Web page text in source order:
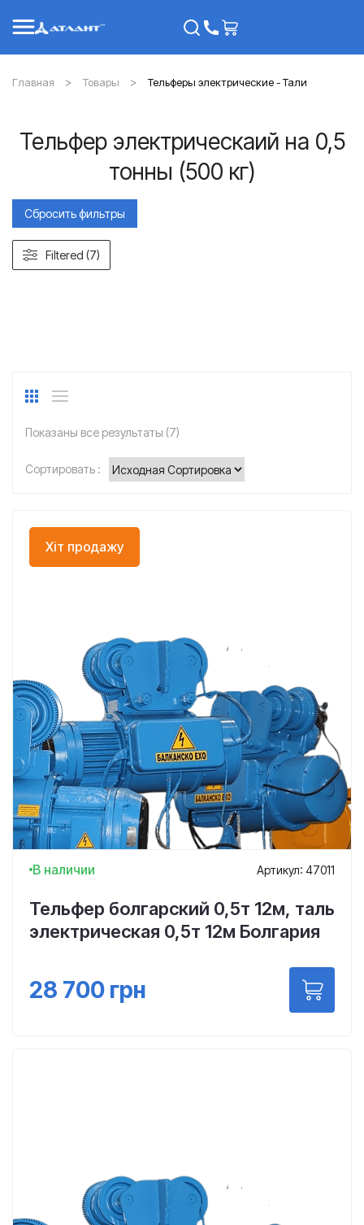
Главная Товары Тельферы электрические - Тали
Тельфер электрическаий на 0,5
тонны (500 кг)
Показаны все результаты (7)
Сортировать :
Хіт продажу
В наличии Артикул: 47011
Тельфер болгарский 0,5т 12м, таль
электрическая 0,5т 12м Болгария
28 700 грн
Сбросить фильтры
Filtered (7)